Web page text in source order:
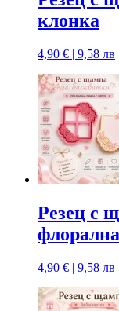
клонка
4,90 € | 9,58 лв
Резец с
4,90 € | 9,58 лв